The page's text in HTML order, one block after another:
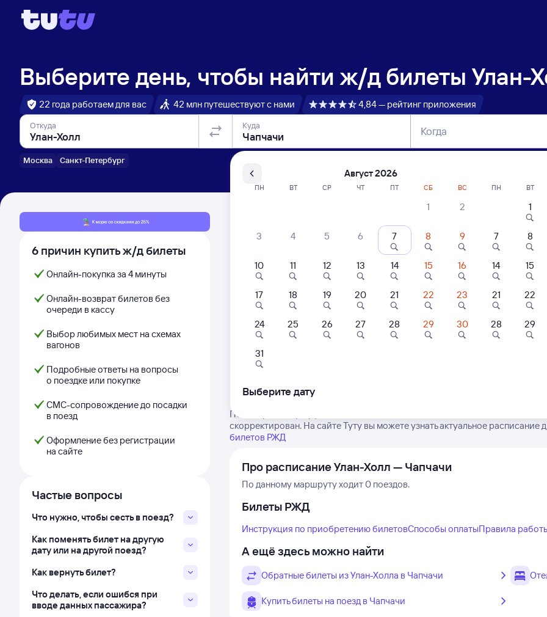
Выберите день, чтобы найти ж/д билеты Улан-
22 года работаем для вас 42 млн путешествуют с нами 4,84 — рейтинг приложения
Откуда
Москва Санкт-Петербург
Куда Когда
6 причин купить ж/д билеты
Онлайн-покупка за 4 минуты
Онлайн-возврат билетов без
очереди в кассу
Выбор любимых мест на схемах
вагонов
Подробные ответы на вопросы
о поездке или покупке
СМС-сопровождение до посадки
в поезд
Оформление без регистрации
на сайте
Частые вопросы
Что нужно, чтобы сесть в поезд?
Как поменять билет на другую
дату или на другой поезд?
Как вернуть билет?
Что делать, если ошибся при
вводе данных пассажира?
Расписание поездов Улан-Холл — Чапчачи
Нет рейсов по
Посмотрите маршрут поездов дальнего следования РЖД из Улан-Холла в
скорректирован. На сайте Туту вы можете узнать актуальное расписание
билетов РЖД
Про расписание Улан-Холл — Чапчачи
По данному маршруту ходит 0 поездов.
Билеты РЖД
Инструкция по приобретению билетовСпособы оплатыПравила
А ещё здесь можно найти
Обратные билеты из Улан-Холла в Чапчачи
Купить билеты на поезд в Чапчачи
Август 2026
ПН ВТ СР ЧТ ПТ СБ ВС
1 2
3 4 5 6 7 8 9
10 11 12 13 14 15 16
17 18 19 20 21 22 23
24 25 26 27 28 29 30
31
ПН ВТ
1
7 8
14 15
21 22
28 29
Выберите дату